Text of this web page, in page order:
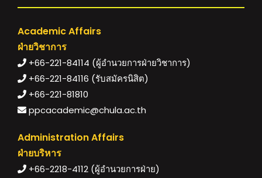
Academic Affairs
ฝ่ายวิชาการ
+66-221-84114 (ผู้อำนวยการฝ่ายวิชาการ)
+66-221-84116 (รับสมัครนิสิต)
+66-221-81810
ppcacademic@chula.ac.th
Administration Affairs
ฝ่ายบริหาร
+66-2218-4112 (ผู้อำนวยการฝ่าย)